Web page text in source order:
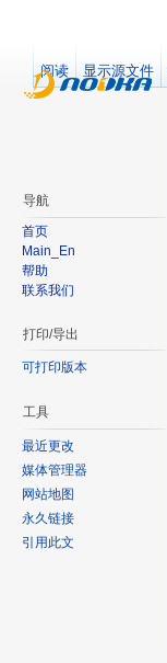
阅读 显示源文件
导航
首页
Main_En
帮助
联系我们
打印/导出
可打印版本
工具
最近更改
媒体管理器
网站地图
永久链接
引用此文